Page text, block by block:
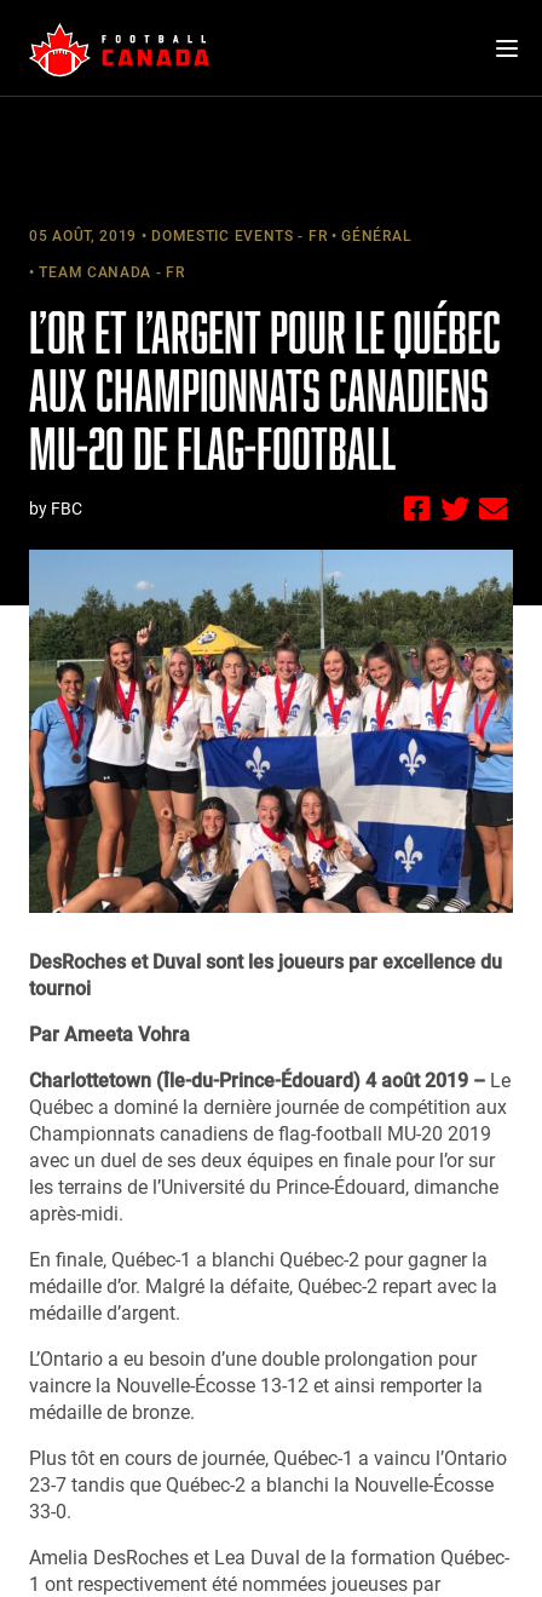
content
05 AOÛT, 2019 DOMESTIC EVENTS - FR GÉNÉRAL
TEAM CANADA - FR
L’OR ET L’ARGENT POUR LE QUÉBEC
AUX CHAMPIONNATS CANADIENS
MU-20 DE FLAG-FOOTBALL
by FBC
DesRoches et Duval sont les joueurs par excellence du
tournoi
Par Ameeta Vohra
Charlottetown (Île-du-Prince-Édouard) 4 août 2019 – Le
Québec a dominé la dernière journée de compétition aux
Championnats canadiens de flag-football MU-20 2019
avec un duel de ses deux équipes en finale pour l’or sur
les terrains de l’Université du Prince-Édouard, dimanche
après-midi.
En finale, Québec-1 a blanchi Québec-2 pour gagner la
médaille d’or. Malgré la défaite, Québec-2 repart avec la
médaille d’argent.
L’Ontario a eu besoin d’une double prolongation pour
vaincre la Nouvelle-Écosse 13-12 et ainsi remporter la
médaille de bronze.
Plus tôt en cours de journée, Québec-1 a vaincu l’Ontario
23-7 tandis que Québec-2 a blanchi la Nouvelle-Écosse
33-0.
Amelia DesRoches et Lea Duval de la formation Québec-
1 ont respectivement été nommées joueuses par